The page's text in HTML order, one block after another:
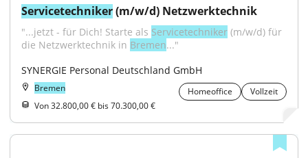
Servicetechniker (m/w/d) Netzwerktechnik
"...jetzt - für Dich! Starte als Servicetechniker (m/w/d) für
die Netzwerktechnik in Bremen..."
SYNERGIE Personal Deutschland GmbH
Bremen Homeoffice
Vollzeit
Von 32.800,00 € bis 70.300,00 €